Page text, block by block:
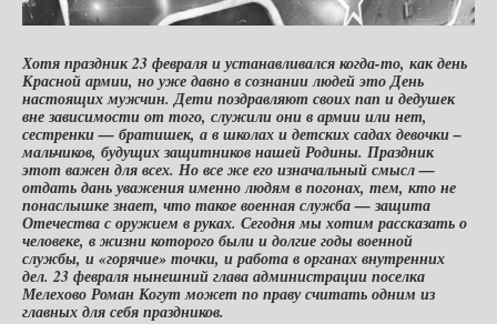
Хотя праздник 23 февраля и устанавливался когда-то, как день
Красной армии, но уже давно в сознании людей это День
настоящих мужчин. Дети поздравляют своих пап и дедушек
вне зависимости от того, служили они в армии или нет,
сестренки — братишек, а в школах и детских садах девочки –
мальчиков, будущих защитников нашей Родины. Праздник
этот важен для всех. Но все же его изначальный смысл —
отдать дань уважения именно людям в погонах, тем, кто не
понаслышке знает, что такое военная служба — защита
Отечества с оружием в руках. Сегодня мы хотим рассказать о
человеке, в жизни которого были и долгие годы военной
службы, и «горячие» точки, и работа в органах внутренних
дел. 23 февраля нынешний глава администрации поселка
Мелехово Роман Когут может по праву считать одним из
главных для себя праздников.